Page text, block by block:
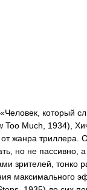
который
Much, 1934),
жанра триллера.
но не пассивно,
зрителей, тонко
максимального